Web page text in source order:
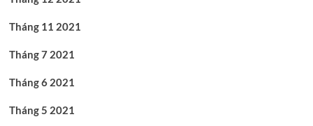
Tháng 11 2021
Tháng 7 2021
Tháng 6 2021
Tháng 5 2021